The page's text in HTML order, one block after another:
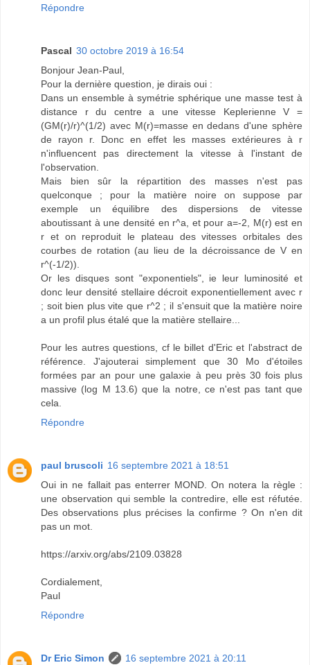
Répondre
Pascal 30 octobre 2019 à 16:54
Bonjour Jean-Paul,
Pour la dernière question, je dirais oui :
Dans un ensemble à symétrie sphérique une masse test à
distance r du centre a une vitesse Keplerienne V =
(GM(r)/r)^(1/2) avec M(r)=masse en dedans d'une sphère
de rayon r. Donc en effet les masses extérieures à r
n'influencent pas directement la vitesse à l'instant de
l'observation.
Mais bien sûr la répartition des masses n'est pas
quelconque ; pour la matière noire on suppose par
exemple un équilibre des dispersions de vitesse
aboutissant à une densité en r^a, et pour a=-2, M(r) est en
r et on reproduit le plateau des vitesses orbitales des
courbes de rotation (au lieu de la décroissance de V en
r^(-1/2)).
Or les disques sont "exponentiels", ie leur luminosité et
donc leur densité stellaire décroit exponentiellement avec r
; soit bien plus vite que r^2 ; il s'ensuit que la matière noire
a un profil plus étalé que la matière stellaire...
Pour les autres questions, cf le billet d'Eric et l'abstract de
référence. J'ajouterai simplement que 30 Mo d'étoiles
formées par an pour une galaxie à peu près 30 fois plus
massive (log M 13.6) que la notre, ce n'est pas tant que
cela.
Répondre
paul bruscoli 16 septembre 2021 à 18:51
Oui in ne fallait pas enterrer MOND. On notera la règle :
une observation qui semble la contredire, elle est réfutée.
Des observations plus précises la confirme ? On n'en dit
pas un mot.
https://arxiv.org/abs/2109.03828
Cordialement,
Paul
Répondre
Dr Eric Simon
16 septembre 2021 à 20:11